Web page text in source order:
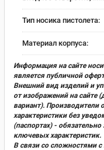
Тип носика пистолета:
Материал корпуса:
Информация на сайте
является публичной
Внешний вид изделий и
от изображений на сайте
вариант). Производители
характеристики без
(паспортах) -
ключевых характеристик.
В связи со сложностями